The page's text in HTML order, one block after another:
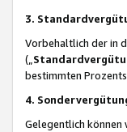
3.
Vorbehaltlich der in
(„
bestimmten
4.
Gelegentlich können